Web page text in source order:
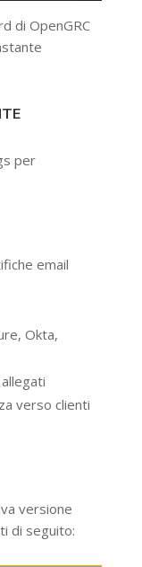
di OpenGRC
per
email
Okta,
verso clienti
versione
di seguito: